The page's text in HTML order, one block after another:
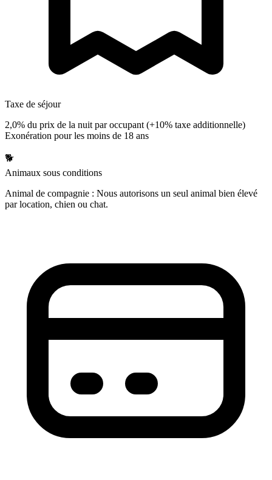
Taxe de séjour
2,0% du prix de la nuit par occupant (+10% taxe additionnelle)
Exonération pour les moins de 18 ans
🐕
Animaux sous conditions
Animal de compagnie : Nous autorisons un seul animal bien élevé
par location, chien ou chat.